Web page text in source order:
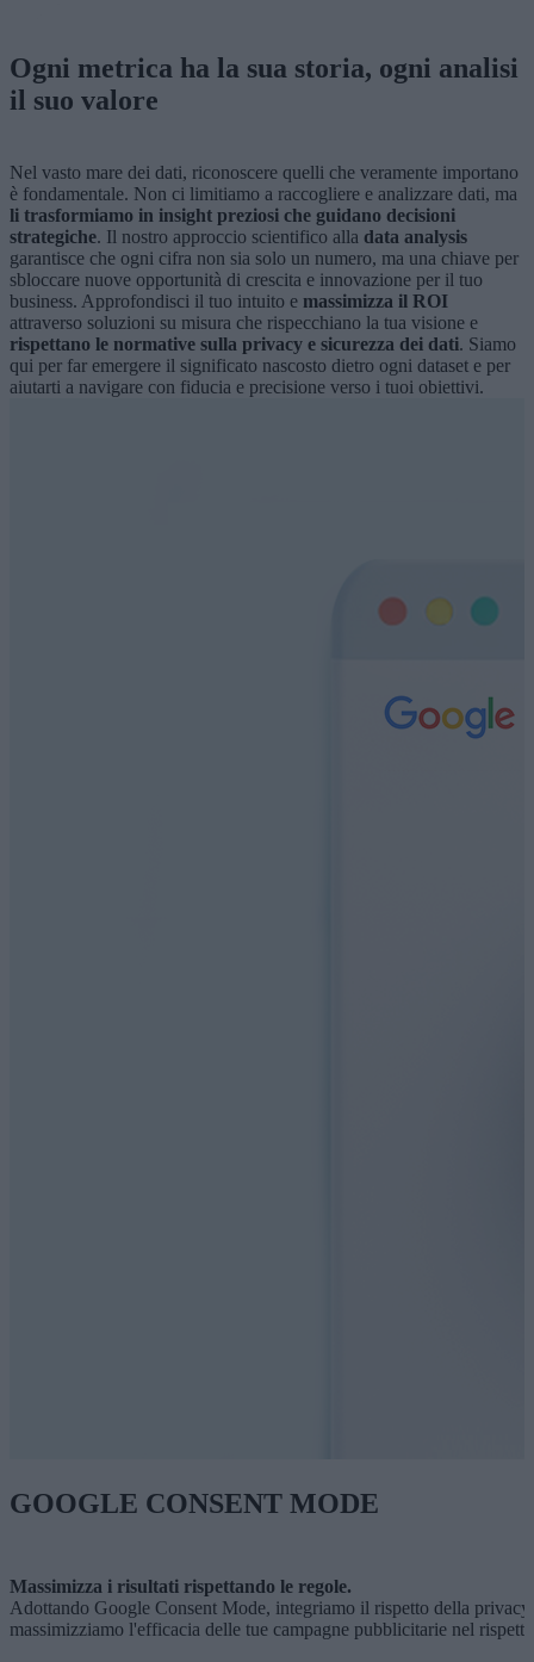
Ogni metrica ha la sua storia, ogni analisi
il suo valore
Nel vasto mare dei dati, riconoscere quelli che veramente importano
è fondamentale. Non ci limitiamo a raccogliere e analizzare dati, ma
li trasformiamo in insight preziosi che guidano decisioni
strategiche. Il nostro approccio scientifico alla data analysis
garantisce che ogni cifra non sia solo un numero, ma una chiave per
sbloccare nuove opportunità di crescita e innovazione per il tuo
business. Approfondisci il tuo intuito e massimizza il ROI
attraverso soluzioni su misura che rispecchiano la tua visione e
rispettano le normative sulla privacy e sicurezza dei dati. Siamo
qui per far emergere il significato nascosto dietro ogni dataset e per
aiutarti a navigare con fiducia e precisione verso i tuoi obiettivi.
GOOGLE CONSENT MODE
Massimizza i risultati rispettando le regole.
Adottando Google Consent Mode, integriamo il rispetto della
massimizziamo l'efficacia delle tue campagne pubblicitarie nel